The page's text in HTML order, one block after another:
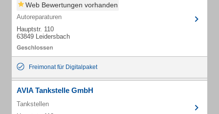
Web Bewertungen vorhanden
Autoreparaturen
Hauptstr. 110
63849 Leidersbach
Freimonat für Digitalpaket
AVIA Tankstelle GmbH
Tankstellen